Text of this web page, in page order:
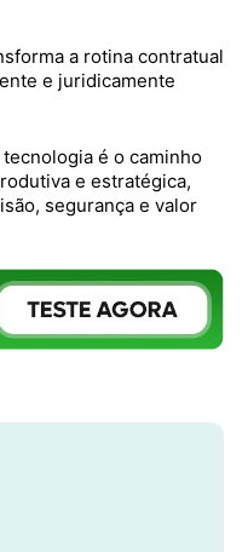
a rotina contratual
e juridicamente
é o caminho
e estratégica,
segurança e valor